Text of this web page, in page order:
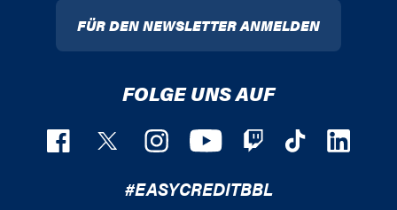
FÜR DEN NEWSLETTER ANMELDEN
FOLGE UNS AUF
#EASYCREDITBBL